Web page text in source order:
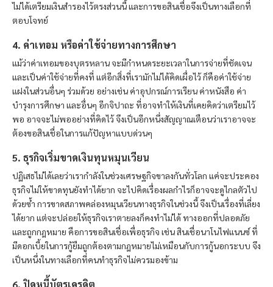
ไม่ได้เตรียมเงินสำรองไว้ตรงส่วนนี้ และการขอสินเชื่อจึงเป็นทางเลือกที่
ตอบโจทย์
4. ค่าเทอม หรือค่าใช้จ่ายทางการศึกษา
แม้ว่าค่าเทอมของบุตรหลาน จะมีกำหนดระยะเวลาในการจ่ายที่ชัดเจน
และเป็นค่าใช้จ่ายที่คงที่ แต่อีกสิ่งที่เรามักไม่ได้คิดเผื่อไว้ ก็คือค่าใช้จ่าย
แฝงในส่วนอื่นๆ ร่วมด้วย อย่างเช่น ค่าอุปกรณ์การเรียน ค่าหนังสือ ค่า
บำรุงการศึกษา และอื่นๆ อีกจิปาถะ ที่อาจทำให้เงินที่เคยคิดว่าเตรียมไว้
พอ อาจจะไม่พออย่างที่คิดไว้ จึงเป็นอีกหนึ่งสัญญาณเตือนว่าเราอาจจะ
ต้องขอสินเชื่อในการแก้ปัญหาแบบด่วนๆ
5. ธุรกิจเริ่มขาดเงินทุนหมุนเวียน
ปฏิเสธไม่ได้เลยว่าเรากำลังในช่วงเศรษฐกิจขาลงกันทั่วโลก แค่จะประคอง
ธุรกิจไม่ให้ขาดทุนยังทำได้ยาก จะไปคิดเรื่องผลกำไรก็อาจจะดูไกลตัวไป
ด้วยซ้ำ การขาดสภาพคล่องหมุนเวียนทางธุรกิจในช่วงนี้ จึงเป็นเรื่องที่เลี่ยง
ได้ยาก แต่จะปล่อยให้ธุรกิจเราตายลงก็คงทำไม่ได้ ทางออกที่ปลอดภัย
และถูกกฎหมาย คือการขอสินเชื่อเพื่อธุรกิจ เช่น สินเชื่อนาโนไฟแนนซ์ ที่
มีดอกเบี้ยในการกู้ยืมถูกต้องตามกฎหมายไม่เหมือนกับการกู้นอกระบบ จึง
เป็นหนึ่งในทางเลือกที่คนทำธุรกิจไม่ควรมองข้าม
6. ปิดหนี้บัตรเครดิต